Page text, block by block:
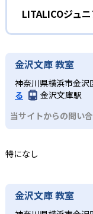
2
発達障害・学習障
導入。環境調整や
ら、最適な学習体
め方までプランニ
ングプログラムも
いく。子どもが自
集団での遊びやル
ップを図る時期。
と集団支援の授業
パーソナルコース
設定して取り組む
マン・オーダーメ
一人ひとりの発達
教科学習とソー
る。 発達支援の
メントを活用して
確なアプローチが
トレーニングで
継続的に高める体
ど
教室運営費や授業
開講日時や定員が
LITALICOジュ
LITALICOジュニ
い。
金沢文庫 教室
神奈川県横浜市金
る
金沢文庫駅
当サイトからの問い
特になし
金沢文庫 教室